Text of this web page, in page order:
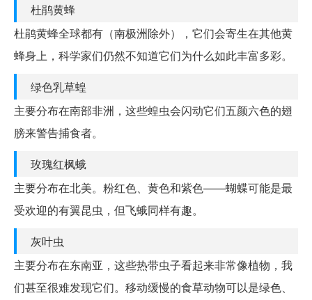
杜鹃黄蜂
杜鹃黄蜂全球都有（南极洲除外），它们会寄生在其他黄
蜂身上，科学家们仍然不知道它们为什么如此丰富多彩。
绿色乳草蝗
主要分布在南部非洲，这些蝗虫会闪动它们五颜六色的翅
膀来警告捕食者。
玫瑰红枫蛾
主要分布在北美。粉红色、黄色和紫色——蝴蝶可能是最
受欢迎的有翼昆虫，但飞蛾同样有趣。
灰叶虫
主要分布在东南亚，这些热带虫子看起来非常像植物，我
们甚至很难发现它们。移动缓慢的食草动物可以是绿色、